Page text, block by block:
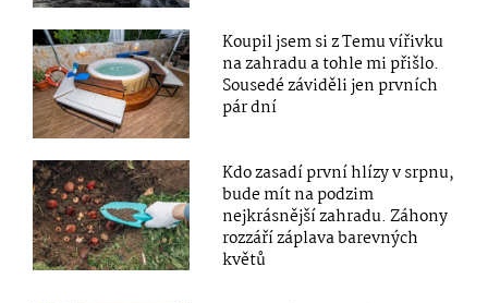
Koupil jsem si z Temu vířivku
na zahradu a tohle mi přišlo.
Sousedé záviděli jen prvních
pár dní
Kdo zasadí první hlízy v srpnu,
bude mít na podzim
nejkrásnější zahradu. Záhony
rozzáří záplava barevných
květů